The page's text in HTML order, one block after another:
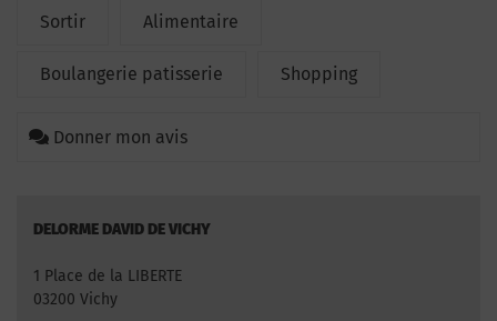
Sortir Alimentaire
Boulangerie patisserie Shopping
Donner mon avis
DELORME DAVID DE VICHY
1 Place de la LIBERTE
03200 Vichy